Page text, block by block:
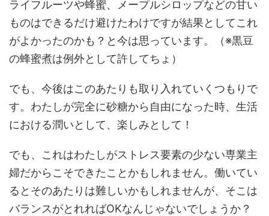
ライフルーツや蜂蜜、メープルシロップなどの甘い
ものはできるだけ避けたわけですが結果としてこれ
がよかったのかも？と今は思っています。（※黒豆
の蜂蜜煮は例外として許してちょ）
でも、今後はこのあたりも取り入れていくつもりで
す。わたしが完全に砂糖から自由になった時、生活
における潤いとして、楽しみとして！
でも、これはわたしがストレス要素の少ない専業主
婦だからこそできたことかもしれません。働いてい
るとそのあたりは難しいかもしれませんが、そこは
バランスがとれればOKなんじゃないでしょうか？